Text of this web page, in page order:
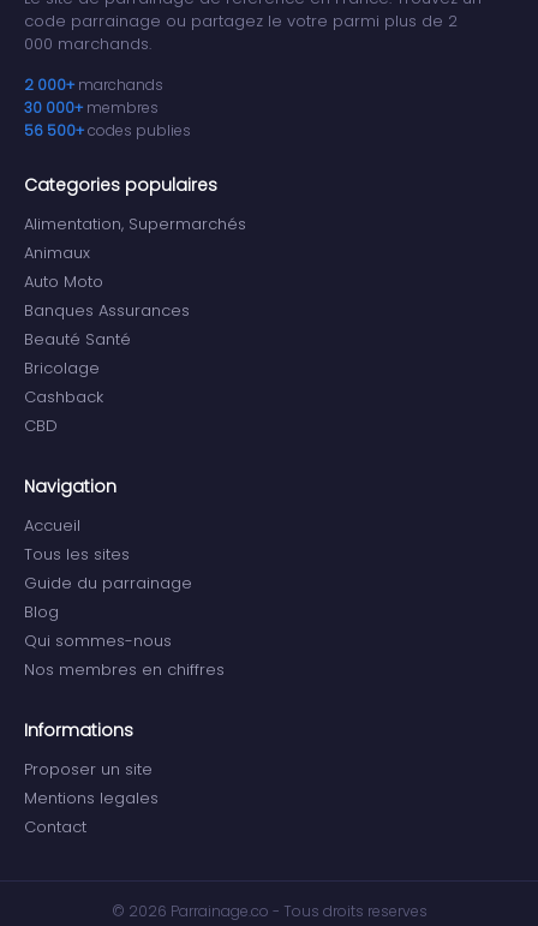
code parrainage ou partagez le votre parmi plus de 2
000 marchands.
2 000+ marchands
30 000+ membres
56 500+codes publies
Categories populaires
Alimentation, Supermarchés
Animaux
Auto Moto
Banques Assurances
Beauté Santé
Bricolage
Cashback
CBD
Navigation
Accueil
Tous les sites
Guide du parrainage
Blog
Qui sommes-nous
Nos membres en chiffres
Informations
Proposer un site
Mentions legales
Contact
© 2026 Parrainage.co - Tous droits reserves